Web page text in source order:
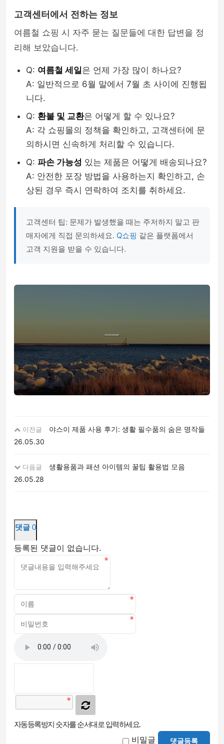
고객센터에서 전하는 정보
여름철 쇼핑 시 자주 묻는 질문들에 대한 답변을 정
리해 보았습니다.
Q: 여름철 세일은 언제 가장 많이 하나요?
A: 일반적으로 6월 말에서 7월 초 사이에 진행됩
니다.
Q: 환불 및 교환은 어떻게 할 수 있나요?
A: 각 쇼핑몰의 정책을 확인하고, 고객센터에 문
의하시면 신속하게 처리할 수 있습니다.
Q: 파손 가능성 있는 제품은 어떻게 배송되나요?
A: 안전한 포장 방법을 사용하는지 확인하고, 손
상된 경우 즉시 연락하여 조치를 취하세요.
고객센터 팁: 문제가 발생했을 때는 주저하지 말고 판
매자에게 직접 문의하세요. Q쇼핑 같은 플랫폼에서
고객 지원을 받을 수 있습니다.
이전글
야스이 제품 사용 후기: 생활 필수품의 숨은 명작들
26.05.30
다음글
생활용품과 패션 아이템의 꿀팁 활용법 모음
26.05.28
댓글 0
등록된 댓글이 없습니다.
자동등록방지 숫자를 순서대로 입력하세요.
비밀글 댓글등록